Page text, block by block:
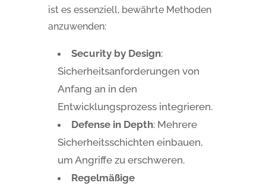
ist es essenziell, bewährte Methoden
anzuwenden:
Security by Design:
Sicherheitsanforderungen von
Anfang an in den
Entwicklungsprozess integrieren.
Defense in Depth: Mehrere
Sicherheitsschichten einbauen,
um Angriffe zu erschweren.
Regelmäßige